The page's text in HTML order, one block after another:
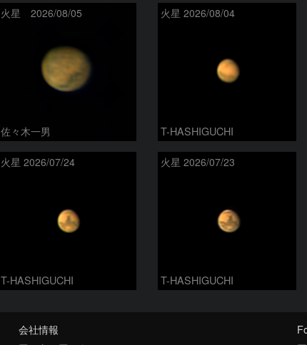
火星 2026/08/05
佐々木一男
火星 2026/08/04
T-HASHIGUCHI
火星 2026/07/24
T-HASHIGUCHI
火星 2026/07/23
T-HASHIGUCHI
会社情報